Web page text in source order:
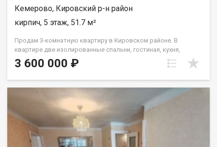
Кемерово, Кировский р-н район
кирпич, 5 этаж, 51.7 м²
Продам 3-комнатную квартиру в Кировском районе. В
квартире две изолированные спальни, гостиная, кухня,
раздельный санузел, квартира очень теплая. Состояние
жилое, есть возможность сделать ремонт "под себя". Во
кирпичный, добротный, расположен внутри квартала,
отличная транспортная развязка, можно уехать в любой
район города. В шаговой доступности детские сады, школа,
множество различных магазинов. Два взрослых
собственника, без обременений. Звоните!
3 600 000 ₽